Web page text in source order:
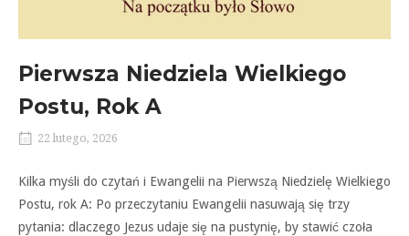
Pierwsza Niedziela Wielkiego
Postu, Rok A
22 lutego, 2026
Kilka myśli do czytań i Ewangelii na Pierwszą Niedzielę Wielkiego
Postu, rok A: Po przeczytaniu Ewangelii nasuwają się trzy
pytania: dlaczego Jezus udaje się na pustynię, by stawić czoła